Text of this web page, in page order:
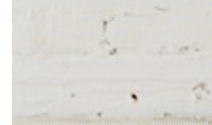
седалки с различен дизайн. Голяма
хромирана база, като при някои тя е
оборудването на вашия СПА център,
студио за масаж.
Красота и Стил Ви предлага голямо